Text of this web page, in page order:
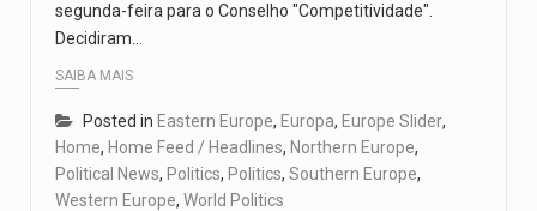
segunda-feira para o Conselho "Competitividade".
Decidiram…
SAIBA MAIS
Posted in Eastern Europe, Europa, Europe Slider,
Home, Home Feed / Headlines, Northern Europe,
Political News, Politics, Politics, Southern Europe,
Western Europe, World Politics